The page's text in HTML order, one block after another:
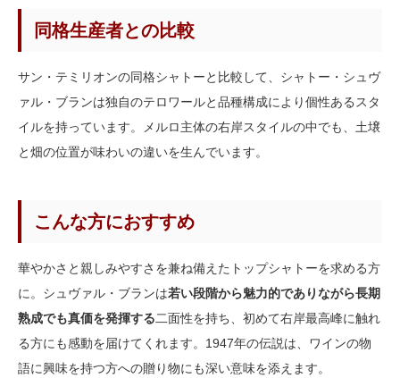
同格生産者との比較
サン・テミリオンの同格シャトーと比較して、シャトー・シュヴ
ァル・ブランは独自のテロワールと品種構成により個性あるスタ
イルを持っています。メルロ主体の右岸スタイルの中でも、土壌
と畑の位置が味わいの違いを生んでいます。
こんな方におすすめ
華やかさと親しみやすさを兼ね備えたトップシャトーを求める方
に。シュヴァル・ブランは若い段階から魅力的でありながら長期
熟成でも真価を発揮する二面性を持ち、初めて右岸最高峰に触れ
る方にも感動を届けてくれます。1947年の伝説は、ワインの物
語に興味を持つ方への贈り物にも深い意味を添えます。